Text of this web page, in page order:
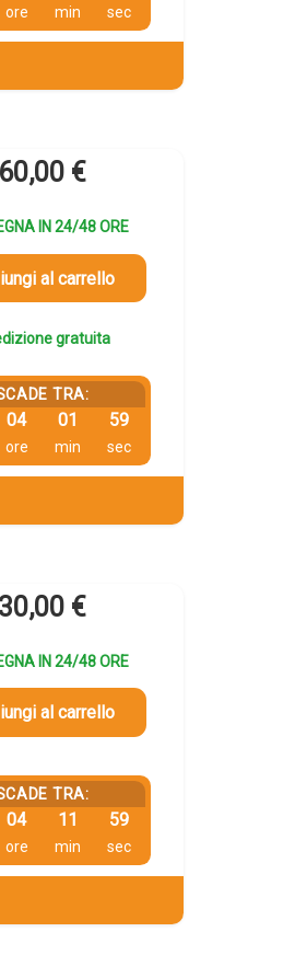
ore min sec
60,00 €
IN 24/48 ORE
al carrello
gratuita
TRA:
04
ore
01
min
58
sec
30,00 €
IN 24/48 ORE
al carrello
TRA:
04
ore
11
min
58
sec